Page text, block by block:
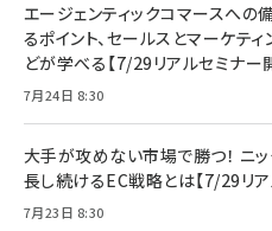
エージェンティックコマースへの
るポイント、セールスとマーケテ
どが学べる【7/29リアルセミナー
7月24日 8:30
大手が攻めない市場で勝つ！ ニ
長し続けるEC戦略とは【7/29リア
7月23日 8:30